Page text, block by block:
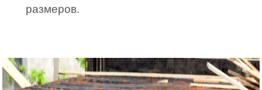
размеров.